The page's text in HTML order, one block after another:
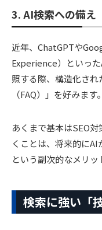
3. AI検索への備え
近年、ChatGPTや
Experience）といっ
照する際、構造化さ
（FAQ）」を好みます。
あくまで基本はSEO
くことは、将来的に
という副次的なメリッ
検索に強い「